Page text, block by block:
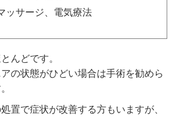
ッサージ、電気療法
んどです。
の状態がひどい場合は手術を勧めら
置で症状が改善する方もいますが、